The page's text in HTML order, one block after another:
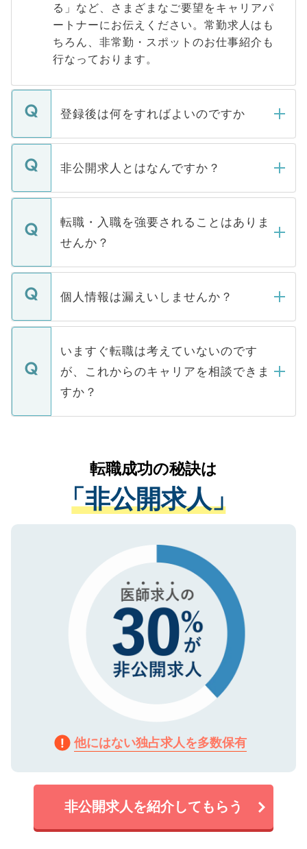
る」など、さまざまなご要望をキャリアパ
ートナーにお伝えください。常勤求人はも
ちろん、非常勤・スポットのお仕事紹介も
行なっております。
登録後は何をすればよいのですか
ご登録いただきましたら、弊社担当者がご
登録内容を確認し、その後メールもしくは
ます。通常、5営業日以内にはご連絡をせて
いただきますので、しばらくお待ちくださ
非公開求人とはなんですか？
マイナビDOCTORで取り扱っている求人の
うち約3割は、Webサイトからご覧いただ
けない「非公開求人」です。非公開求人は
下記の理由によって、一般には公開してい
ません。
■応募殺到を避けるため 人気のある医療機
関を公にしてしまうと、応募が殺到する場
に、医療機関が求める条件に合った人材の
みを人材紹介会社に依頼するケースが増え
ています。
転職・入職を強要されることはありま
せんか？
転職・入職を強要することは一切ありませ
ん。また、仮に応募先から内定をいただい
定を承諾する必要はありません。内定先へ
の辞退の連絡はキャリアパートナーが行い
個人情報は漏えいしませんか？
個人情報が漏えいすることはありませんの
で、ご安心ください。当サイトからの登録
などで収集したご登録者様の個人情報は、
ご本人のキャリアアップおよび転職活動の
支援を目的に使用いたします。お預かりし
ているすべての個人データはご本人の許可
は、個人情報の取り扱いについての厳密な
管理基準を満たした事業者のみに付与され
る、プライバシーマークを取得済みです。
で、機密保持に関してもご安心ください。
いますぐ転職は考えていないのです
が、これからのキャリアを相談できま
すか？
かがいして、現在の医療機関の状況や紹介
経験をまじえながら、適切なアドバイスを
させていただきます。すぐにご転職をされ
ない方には、長期的なサポートが可能です
ので、まずはご登録ください。
転職成功の秘訣は
「非公開求人」
他にはない独占求人を多数保有
非公開求人を紹介してもらう